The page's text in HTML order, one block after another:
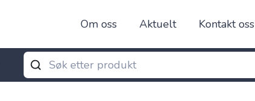
Om oss Aktuelt Kontakt oss